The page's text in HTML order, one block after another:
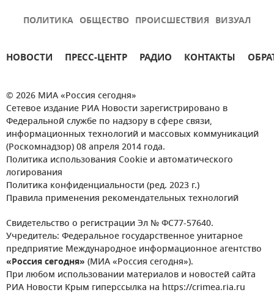
ПОЛИТИКА ОБЩЕСТВО ПРОИСШЕСТВИЯ ВИЗУАЛ
НОВОСТИ ПРЕСС-ЦЕНТР РАДИО КОНТАКТЫ
© 2026 МИА «Россия сегодня»
Сетевое издание РИА Новости зарегистрировано в
Федеральной службе по надзору в сфере связи,
информационных технологий и массовых коммуникаций
(Роскомнадзор) 08 апреля 2014 года.
Политика использования Cookie и автоматического
логирования
Политика конфиденциальности (ред. 2023 г.)
Правила применения рекомендательных технологий
Свидетельство о регистрации Эл № ФС77-57640.
Учредитель: Федеральное государственное унитарное
предприятие Международное информационное агентство
«Россия сегодня» (МИА «Россия сегодня»).
При любом использовании материалов и новостей сайта
РИА Новости Крым гиперссылка на https://crimea.ria.ru